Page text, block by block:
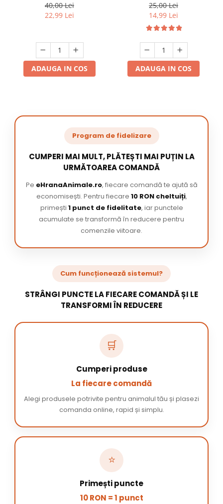
220 ml
40,00 Lei
22,99 Lei
ADAUGA IN COS
/ pachet
25,00 Lei
14,99 Lei
ADAUGA IN COS
Program de fidelizare
CUMPERI MAI MULT, PLĂTEȘTI MAI PUȚIN LA
URMĂTOAREA COMANDĂ
Pe eHranaAnimale.ro, fiecare comandă te ajută să
economisești. Pentru fiecare 10 RON cheltuiți,
primești 1 punct de fidelitate, iar punctele
acumulate se transformă în reducere pentru
comenzile viitoare.
Cum funcționează sistemul?
STRÂNGI PUNCTE LA FIECARE COMANDĂ ȘI LE
TRANSFORMI ÎN REDUCERE
🛒
Cumperi produse
La fiecare comandă
Alegi produsele potrivite pentru animalul tău și plasezi
comanda online, rapid și simplu.
⭐
Primești puncte
10 RON = 1 punct